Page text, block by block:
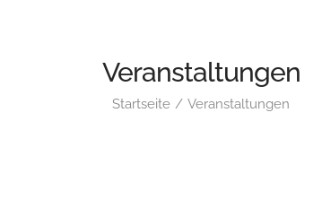
Veranstaltungen
Startseite Veranstaltungen